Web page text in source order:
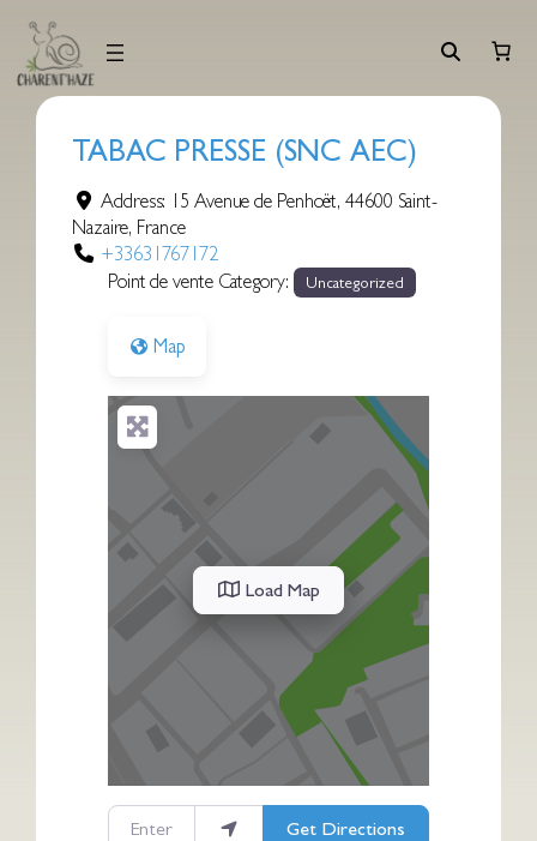
contenu
TABAC PRESSE (SNC AEC)
Address: 15 Avenue de Penhoët,44600 Saint-
Nazaire, France
+33631767172
Point de vente Category:
Uncategorized
Map
Load Map
Enter your location
Get Directions